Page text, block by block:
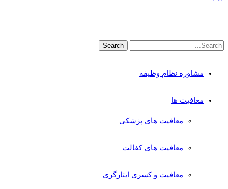
مشاوره نظام وظیفه
معافیت ها
معافیت های پزشکی
معافیت های کفالت
معافیت و کسری ایثارگری